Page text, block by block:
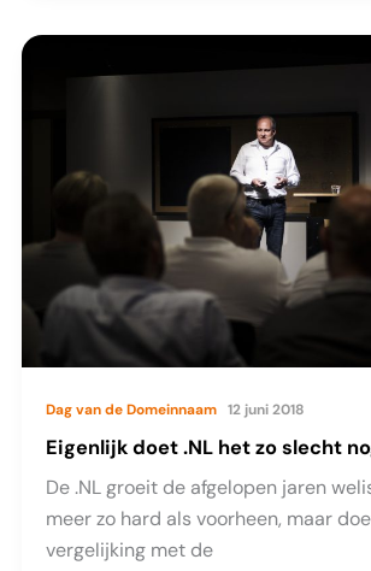
24
september
Dag
de
Domeinnaam.
Dag van de Domeinnaam 12 juni 2018
Eigenlijk doet .NL het zo slecht
De .NL groeit de afgelopen jaren
meer zo hard als voorheen, maar
vergelijking met de